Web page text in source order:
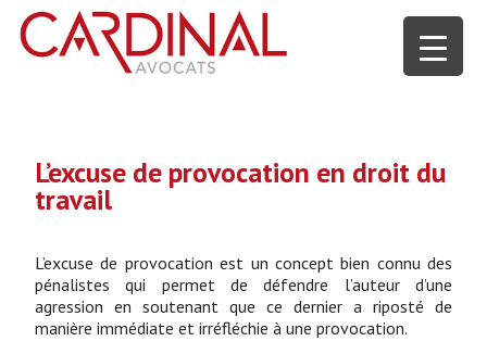
L’excuse de provocation en droit du
travail
L’excuse de provocation est un concept bien connu des
pénalistes qui permet de défendre l’auteur d’une
agression en soutenant que ce dernier a riposté de
manière immédiate et irréfléchie à une provocation.